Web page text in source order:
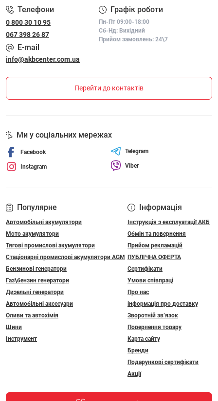
Телефони
0 800 30 10 95
067 398 26 87
Графік роботи
Пн-Пт 09:00-18:00
Сб-Нд: Вихідний
Прийом замовлень: 24\7
E-mail
info@akbcenter.com.ua
Перейти до контактів
Популярне
Автомобільні акумулятори
Мото акумулятори
Тягові промислові акумулятори
Стаціонарні промислові акумулятори АGM
Бензинові генератори
Газ\бензин генератори
Дизельні генератори
Автомобільні аксесуари
Оливи та автохімія
Шини
Інструмент
Інформація
Інструкція з експлуатації АКБ
Обмін та повернення
Прийом рекламацій
ПУБЛІЧНА ОФЕРТА
Сертифікати
Умови співпраці
Про нас
інформація про доставку
Зворотній зв’язок
Повернення товару
Карта сайту
Бренди
Подарункові сертифікати
Акції
Ми у соціальних мережах
Facebook
Instagram
Telegram
Viber